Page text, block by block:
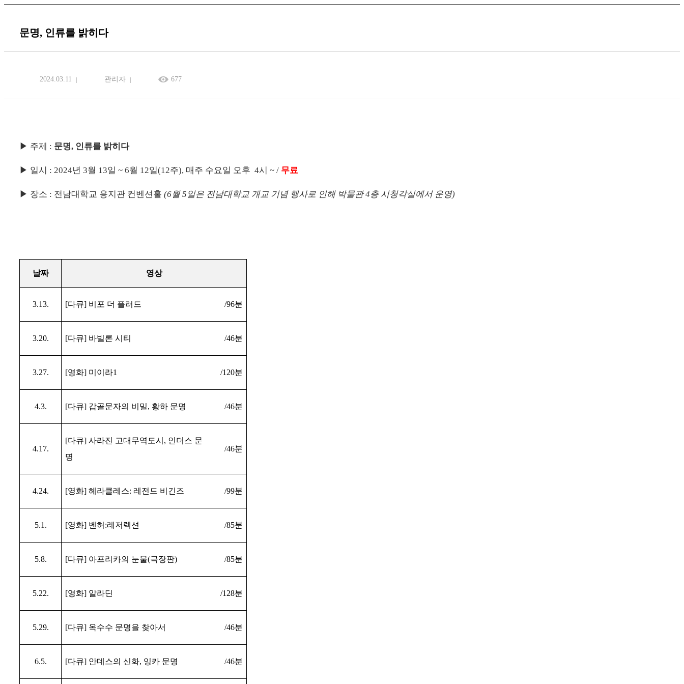
문명, 인류를 밝히다
2024.03.11 관리자 677
▶ 주제 : 문명, 인류를 밝히다
▶ 일시 : 2024년 3월 13일 ~ 6월 12일(12주), 매주 수요일 오후 4시 ~ / 무료
▶ 장소 : 전남대학교 용지관 컨벤션홀 (6월 5일은 전남대학교 개교 기념 행사로 인해 박물관 4층 시청각실에서 운영)
날짜 영상
3.13. [다큐] 비포 더 플러드 /96분
3.20. [다큐] 바빌론 시티 /46분
3.27. [영화] 미이라1 /120분
4.3. [다큐] 갑골문자의 비밀, 황하 문명 /46분
4.17.
[다큐] 사라진 고대무역도시 , 인더스 문
명
/46분
4.24. [영화] 헤라클레스: 레전드 비긴즈 /99분
5.1. [영화] 벤허 :레저렉션 /85분
5.8. [다큐] 아프리카의 눈물(극장판) /85분
5.22. [영화] 알라딘 /128분
5.29. [다큐] 옥수수 문명을 찾아서 /46분
6.5. [다큐] 안데스의 신화, 잉카 문명 /46분